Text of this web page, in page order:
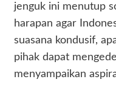
jenguk ini menutup
harapan agar
suasana kondusif,
pihak dapat
menyampaikan